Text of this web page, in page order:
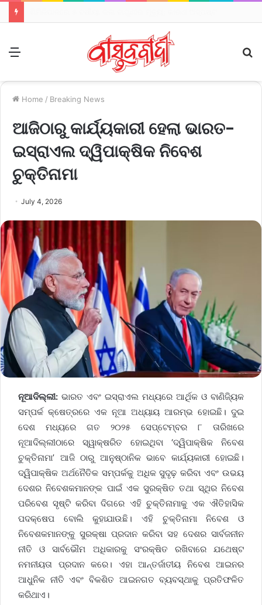
Home / Breaking News
ଆଜିଠାରୁ କାର୍ଯ୍ୟକାରୀ ହେଲା ଭାରତ-
ଇସ୍ରାଏଲ ଦ୍ୱିପାକ୍ଷିକ ନିବେଶ
ଚୁକ୍ତିନାମା
July 4, 2026
ନୂଆଦିଲ୍ଲୀ: ଭାରତ ଏବଂ ଇସ୍ରାଏଲ ମଧ୍ୟରେ ଆର୍ଥିକ ଓ ବାଣିଜ୍ୟିକ
ସମ୍ପର୍କ କ୍ଷେତ୍ରରେ ଏକ ନୂଆ ଅଧ୍ୟାୟ ଆରମ୍ଭ ହୋଇଛି। ଦୁଇ
ଦେଶ ମଧ୍ୟରେ ଗତ ୨୦୨୫ ସେପ୍ଟେମ୍ବର ୮ ତାରିଖରେ
ନୂଆଦିଲ୍ଲୀଠାରେ ସ୍ୱାକ୍ଷରିତ ହୋଇଥିବା ‘ଦ୍ୱିପାକ୍ଷିକ ନିବେଶ
ଚୁକ୍ତିନାମା’ ଆଜି ଠାରୁ ଆନୁଷ୍ଠାନିକ ଭାବେ କାର୍ଯ୍ୟକାରୀ ହୋଇଛି।
ଦ୍ୱିପାକ୍ଷିକ ଅର୍ଥନୈତିକ ସମ୍ପର୍କକୁ ଅଧିକ ସୁଦୃଢ଼ କରିବା ଏବଂ ଉଭୟ
ଦେଶର ନିବେଶକମାନଙ୍କ ପାଇଁ ଏକ ସୁରକ୍ଷିତ ତଥା ସ୍ଥିର ନିବେଶ
ପରିବେଶ ସୃଷ୍ଟି କରିବା ଦିଗରେ ଏହି ଚୁକ୍ତିନାମାକୁ ଏକ ଐତିହାସିକ
ପଦକ୍ଷେପ ବୋଲି କୁହାଯାଉଛି। ଏହି ଚୁକ୍ତିନାମା ନିବେଶ ଓ
ନିବେଶକମାନଙ୍କୁ ସୁରକ୍ଷା ପ୍ରଦାନ କରିବା ସହ ଦେଶର ସାର୍ବଜନୀନ
ନୀତି ଓ ସାର୍ବଭୌମ ଅଧିକାରକୁ ସଂରକ୍ଷିତ ରଖିବାରେ ଯଥେଷ୍ଟ
ନମନୀୟତା ପ୍ରଦାନ କରେ। ଏହା ଆନ୍ତର୍ଜାତୀୟ ନିବେଶ ଆଇନର
ଆଧୁନିକ ନୀତି ଏବଂ ବିକଶିତ ଆଇନଗତ ବ୍ୟବସ୍ଥାକୁ ପ୍ରତିଫଳିତ
କରିଥାଏ।